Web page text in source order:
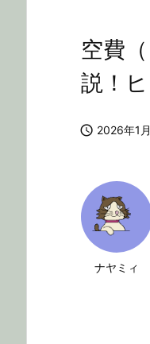
空費
説！
 2026年1
ナヤミィ